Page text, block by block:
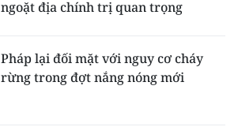
ngoặt địa chính trị quan trọng
Pháp lại đối mặt với nguy cơ cháy
rừng trong đợt nắng nóng mới